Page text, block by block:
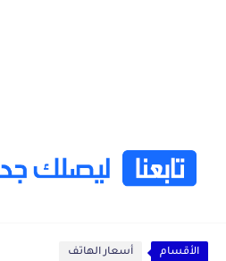
الأقسام أسعار الهاتف